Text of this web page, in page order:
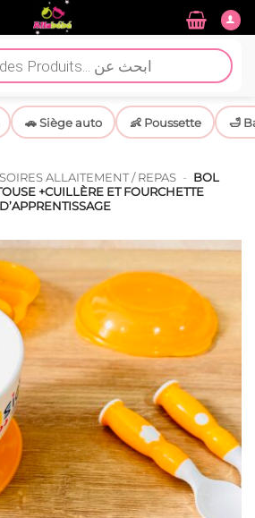
🚗 Siège auto 👶 Poussette 🛁
ALLAITEMENT / REPAS - BOL
+CUILLÈRE ET FOURCHETTE
D’APPRENTISSAGE